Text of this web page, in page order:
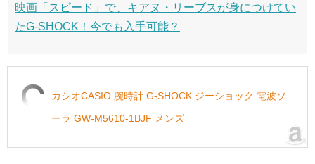
映画「スピード」で、キアヌ・リーブスが身につけてい
たG-SHOCK！今でも入手可能？
カシオCASIO 腕時計 G-SHOCK ジーショック 電波ソ
ーラ GW-M5610-1BJF メンズ